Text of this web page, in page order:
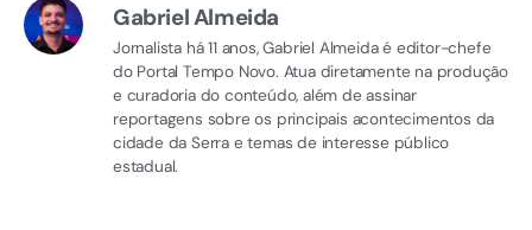
Gabriel Almeida
Jornalista há 11 anos, Gabriel Almeida é editor-chefe
do Portal Tempo Novo. Atua diretamente na produção
e curadoria do conteúdo, além de assinar
reportagens sobre os principais acontecimentos da
cidade da Serra e temas de interesse público
estadual.